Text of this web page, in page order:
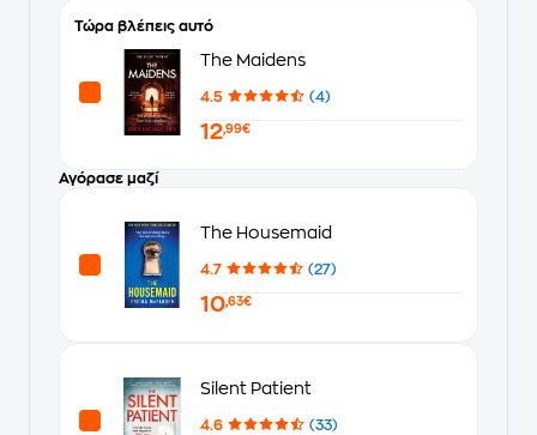
Τώρα βλέπεις αυτό
The Maidens
4.5 (4)
12,99€
Αγόρασε μαζί
The Housemaid
4.7 (27)
10,63€
Silent Patient
4.6 (33)